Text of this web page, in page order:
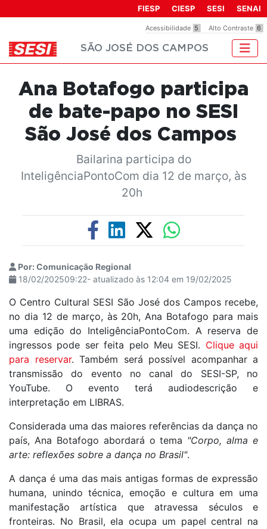
inclui
um
sistema
acessibilidade.
Acessibilidade 5 Alto Contraste 6
FIESP CIESP SESI SENAI
SÃO JOSÉ DOS CAMPOS
Ana Botafogo participa
de bate-papo no SESI
São José dos Campos
Bailarina participa do
InteligênciaPontoCom dia 12 de março, às
20h
Por: Comunicação Regional
18/02/202509:22- atualizado às 12:04 em 19/02/2025
O Centro Cultural SESI São José dos Campos recebe,
no dia 12 de março, às 20h, Ana Botafogo para mais
uma edição do InteligênciaPontoCom. A reserva de
ingressos pode ser feita pelo Meu SESI. Clique aqui
para reservar. Também será possível acompanhar a
transmissão do evento no canal do SESI-SP, no
YouTube. O evento terá audiodescrição e
interpretação em LIBRAS.
Considerada uma das maiores referências da dança no
país, Ana Botafogo abordará o tema "Corpo, alma e
arte: reflexões sobre a dança no Brasil".
A dança é uma das mais antigas formas de expressão
humana, unindo técnica, emoção e cultura em uma
manifestação artística que atravessa séculos e
fronteiras. No Brasil, ela ocupa um papel central na